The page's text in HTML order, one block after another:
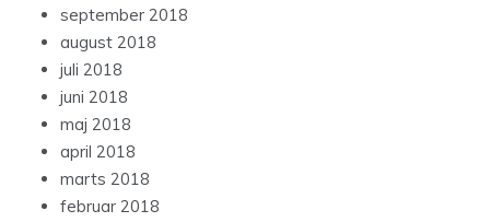
september 2018
august 2018
juli 2018
juni 2018
maj 2018
april 2018
marts 2018
februar 2018